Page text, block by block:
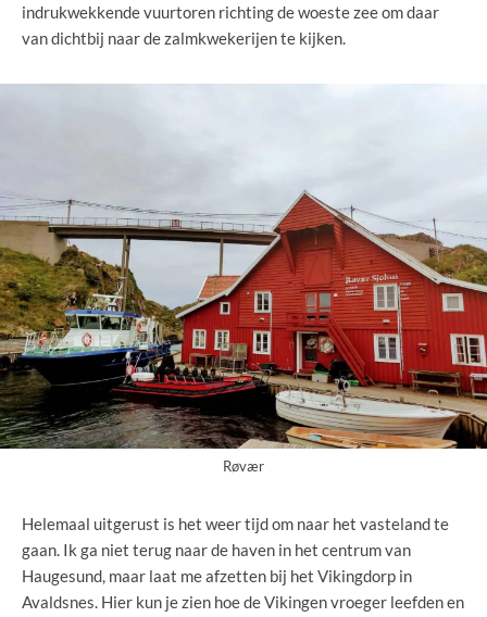
indrukwekkende vuurtoren richting de woeste zee om daar
van dichtbij naar de zalmkwekerijen te kijken.
Røvær
Helemaal uitgerust is het weer tijd om naar het vasteland te
gaan. Ik ga niet terug naar de haven in het centrum van
Haugesund, maar laat me afzetten bij het Vikingdorp in
Avaldsnes. Hier kun je zien hoe de Vikingen vroeger leefden en